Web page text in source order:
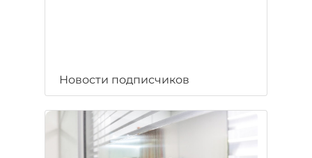
Новости подписчиков